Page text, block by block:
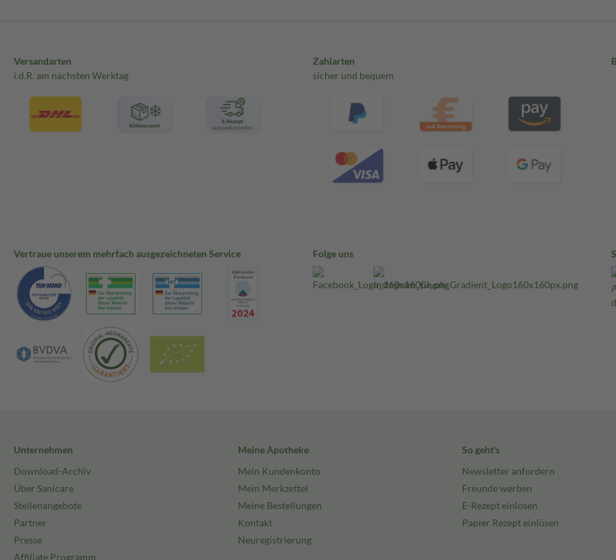
Versandarten
i.d.R. am nächsten Werktag
Zahlarten
sicher und bequem
Vertraue unserem mehrfach ausgezeichneten Service Folge uns
Unternehmen
Download-Archiv
Über Sanicare
Stellenangebote
Partner
Presse
Affiliate Programm
Meine Apotheke
Mein Kundenkonto
Mein Merkzettel
Meine Bestellungen
Kontakt
Neuregistrierung
So geht's
Newsletter anfordern
Freunde werben
E-Rezept einlösen
Papier Rezept einlösen